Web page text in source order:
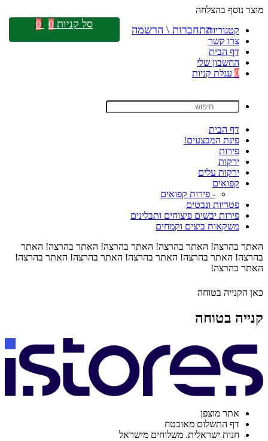
מוצר נוסף בהצלחה
קטגוריות
צרו קשר
דף הבית
החשבון שלי
0 עגלת קניות
דף הבית
פינת המבצעים!
פירות
ירקות
ירקות עלים
קפואים
- פירות קפואים
פטריות ונבטים
פירות יבשים פיצוחים ותבלינים
משקאות ביצים וקמחים
האתר בהרצה! האתר בהרצה! האתר בהרצה! האתר בהרצה! האתר
בהרצה! האתר בהרצה! האתר בהרצה! האתר בהרצה! האתר בהרצה!
האתר בהרצה!
כאן הקנייה בטוחה
קנייה בטוחה
אתר מוצפן
דף התשלום מאובטח
חנות ישראלית. משלוחים מישראל
התחברות \ הרשמה סל קניות 0
0